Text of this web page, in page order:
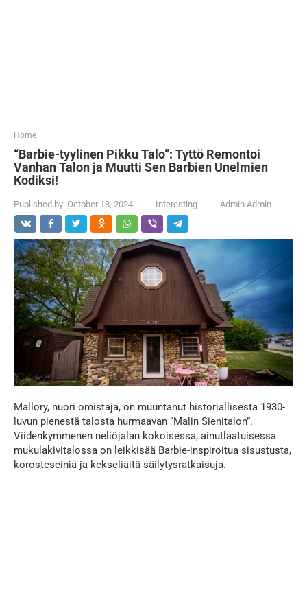
Home
“Barbie-tyylinen Pikku Talo”: Tyttö Remontoi
Vanhan Talon ja Muutti Sen Barbien Unelmien
Kodiksi!
Published by: October 18, 2024 Interesting Admin Admin
Mallory, nuori omistaja, on muuntanut historiallisesta 1930-
luvun pienestä talosta hurmaavan “Malin Sienitalon”.
Viidenkymmenen neliöjalan kokoisessa, ainutlaatuisessa
mukulakivitalossa on leikkisää Barbie-inspiroitua sisustusta,
korosteseiniä ja kekseliäitä säilytysratkaisuja.